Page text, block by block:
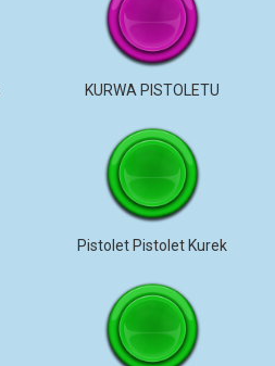
KURWA PISTOLETU
Pistolet Pistolet Kurek